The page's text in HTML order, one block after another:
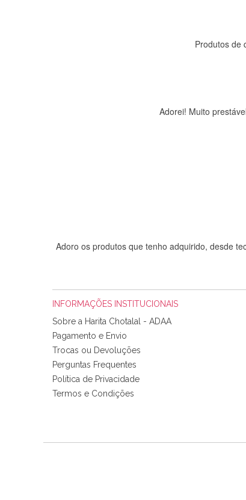
Produtos de
Adorei! Muito
Adoro os produtos que tenho adquirido, desde
Tudo chegou em condições, pois os produtos
padrão e cores muito bonitas e a execução
INFORMAÇÕES INSTITUCIONAIS
Sobre a Harita Chotalal - ADAA
Pagamento e Envio
Trocas ou Devoluções
Perguntas Frequentes
Política de Privacidade
Termos e Condições